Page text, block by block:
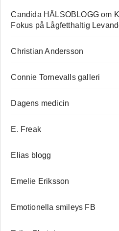
Candida HÄLSOBLOGG om
Fokus på Lågfetthaltig
Christian Andersson
Connie Tornevalls galleri
Dagens medicin
E. Freak
Elias blogg
Emelie Eriksson
Emotionella smileys FB